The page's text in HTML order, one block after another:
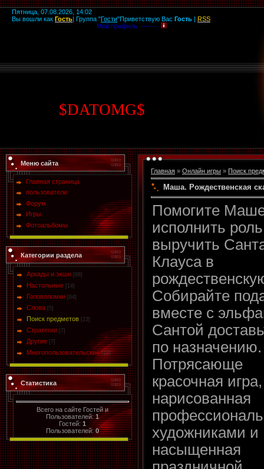
Пятница, 07.08.2026, 14:02
Вы вошли как Гость| Группа "Гости"Приветствую Вас Гость | RSS
Мой профиль -------
$DATOMG$
Меню сайта
Главная страница
пользователи
Форум
Игры
Фотоальбомы
Категории раздела
Аркады и экшн [88]
Настольные [14]
Головоломки [64]
Слова [5]
Поиск предметов [23]
Стратегии [7]
Другие [7]
Многопользовательские [13]
Статистика
Всего на сайте Гостей и
Пользователей:1
Гостей:1
Пользователей:0
Главная » Онлайн игры » Поиск
Маша. Рождественская
Помогите
исполнить
выручить
Клауса в
Собирайте
вместе с
Сантой
по назначению.
Потрясающе
красочная игра,
нарисованная
художниками и
насыщенная